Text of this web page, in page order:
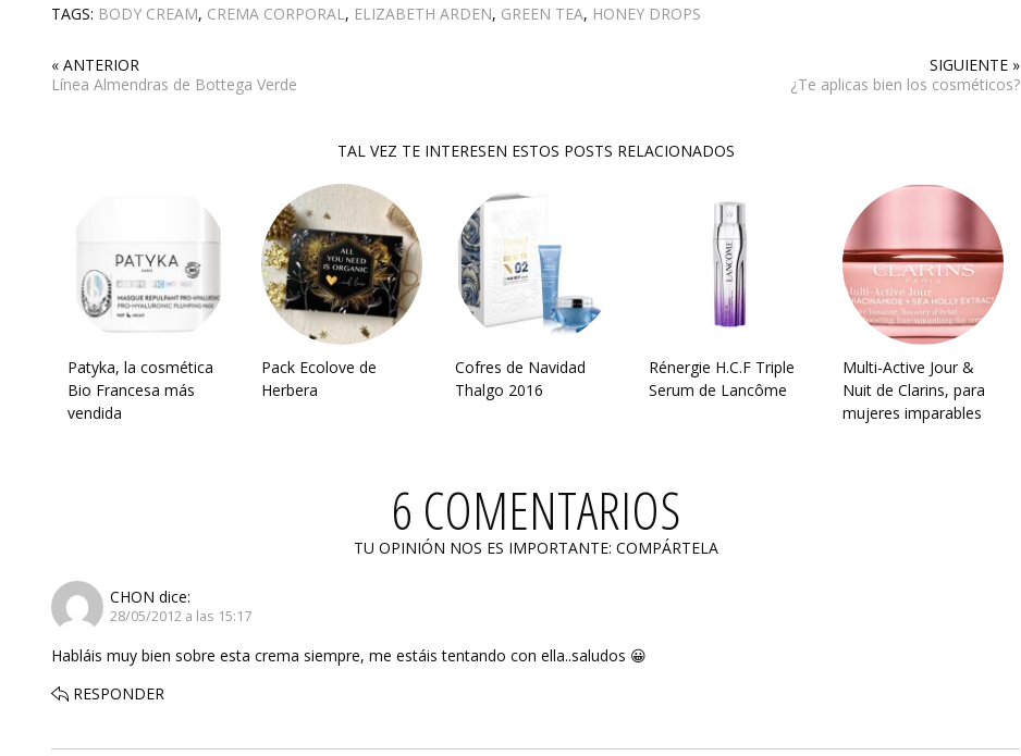
TAGS: BODY CREAM, CREMA CORPORAL , ELIZABETH ARDEN, GREEN TEA, HONEY DROPS
« ANTERIOR
Línea Almendras de Bottega Verde
SIGUIENTE »
¿Te aplicas bien los cosméticos?
TAL VEZ TE INTERESEN ESTOS POSTS RELACIONADOS
Patyka, la cosmética
Bio Francesa más
vendida
Pack Ecolove de
Herbera
Cofres de Navidad
Thalgo 2016
Rénergie H.C.F Triple
Serum de Lancôme
Multi-Active Jour &
Nuit de Clarins, para
mujeres imparables
6 COMENTARIOS
TU OPINIÓN NOS ES IMPORTANTE: COMPÁRTELA
CHON dice:
28/05/2012 a las 15:17
Habláis muy bien sobre esta crema siempre, me estáis tentando con ella..saludos 😀
RESPONDER